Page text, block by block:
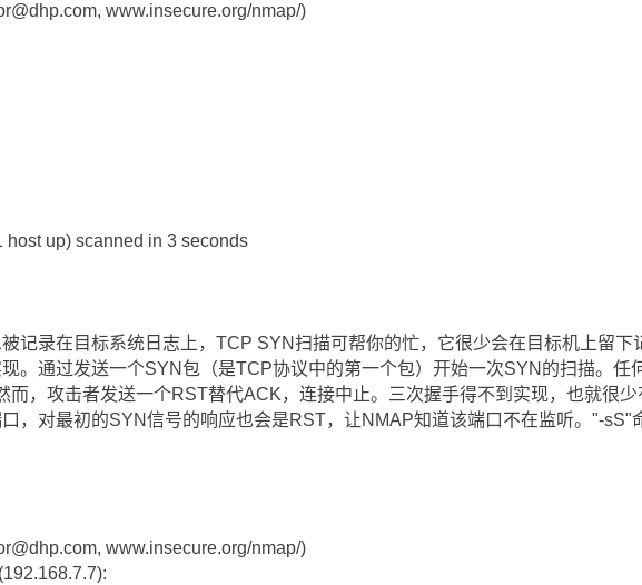
www.insecure.org/nmap/)
host up) scanned in 3 seconds
记录在目标系统日志上，TCP SYN扫描可帮你的忙，它很少会在目标机上留下
。通过发送一个SYN包（是TCP协议中的第一个包）开始一次SYN的扫描。任
，攻击者发送一个RST替代ACK，连接中止。三次握手得不到实现，也就很少
，对最初的SYN信号的响应也会是RST，让NMAP知道该端口不在监听。"-sS"
www.insecure.org/nmap/)